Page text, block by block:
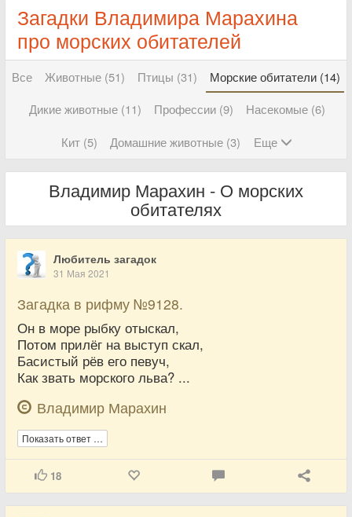
Загадки Владимира Марахина
про морских обитателей
Все Животные (51) Птицы (31)
Морские обитатели (14)
Дикие животные (11)
Профессии (9)
Насекомые (6)
Кит (5)
Домашние животные (3) Еще
Владимир Марахин - О морских
обитателях
Любитель загадок
31 Мая 2021
Загадка в рифму №9128.
Он в море рыбку отыскал,
Потом прилёг на выступ скал,
Басистый рёв его певуч,
Как звать морского льва? ...
Владимир Марахин
Показать ответ …
18